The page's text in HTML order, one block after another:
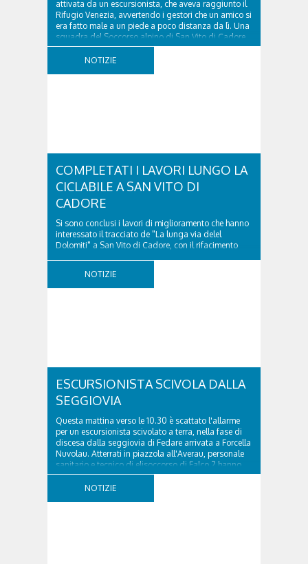
attivata da un escursionista, che aveva raggiunto il
Rifugio Venezia, avvertendo i gestori che un amico si
era fatto male a un piede a poco distanza da lì. Una
squadra del Soccorso alpino di San Vito di Cadore
ha quindi raggiunto l'infortunato...
NOTIZIE
COMPLETATI I LAVORI LUNGO LA
CICLABILE A SAN VITO DI
CADORE
Si sono conclusi i lavori di miglioramento che hanno
interessato il tracciato de "La lunga via delel
Dolomiti" a San Vito di Cadore, con il rifacimento
appositi dissuasori in corrispondenza...
NOTIZIE
ESCURSIONISTA SCIVOLA DALLA
SEGGIOVIA
Questa mattina verso le 10.30 è scattato l'allarme
per un escursionista scivolato a terra, nella fase di
discesa dalla seggiovia di Fedare arrivata a Forcella
Nuvolau. Atterrati in piazzola all'Averau, personale
sanitario e tecnico di elisoccorso di Falco 2 hanno
raggiunto il 74enne di Teolo...
NOTIZIE